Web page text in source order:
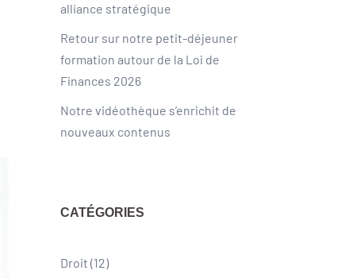
alliance stratégique
Retour sur notre petit-déjeuner
formation autour de la Loi de
Finances 2026
Notre vidéothèque s’enrichit de
nouveaux contenus
CATÉGORIES
Droit (12)